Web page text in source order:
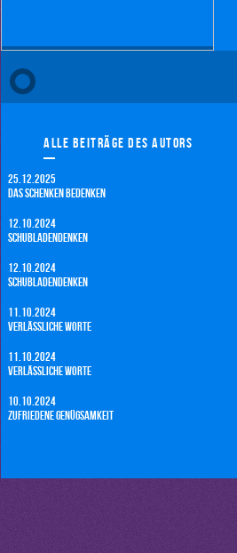
Alle Beiträge des Autors
25.12.2025
Das Schenken bedenken
12.10.2024
Schubladendenken
12.10.2024
Schubladendenken
11.10.2024
Verlässliche Worte
11.10.2024
Verlässliche Worte
10.10.2024
Zufriedene Genügsamkeit